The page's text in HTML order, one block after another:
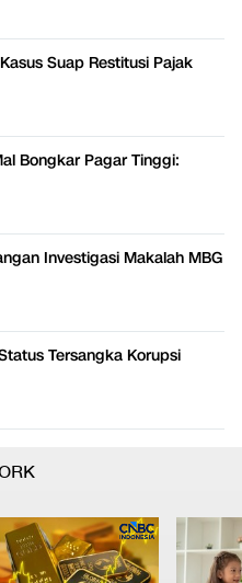
Suap Restitusi Pajak
Bongkar Pagar Tinggi:
Investigasi Makalah MBG
Tersangka Korupsi